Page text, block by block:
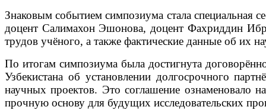
Знаковым событием симпозиума стала специальная
доцент Салимахон Эшонова, доцент Фахриддин
трудов учёного, а также фактические данные об их
По итогам симпозиума была достигнута
Узбекистана об установлении долгосрочного
научных проектов. Это соглашение ознаменовало
прочную основу для будущих исследовательских